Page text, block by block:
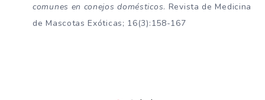
comunes en conejos domésticos. Revista de Medicina
de Mascotas Exóticas; 16(3):158-167